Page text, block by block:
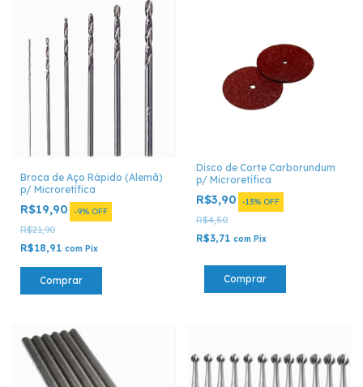
Broca de Aço Rápido (Alemã)
p/ Microretífica
R$19,90 -9% OFF
R$21,90
R$18,91 com Pix
Comprar
Disco de Corte Carborundum
p/ Microretífica
R$3,90 -13% OFF
R$4,50
R$3,71 com Pix